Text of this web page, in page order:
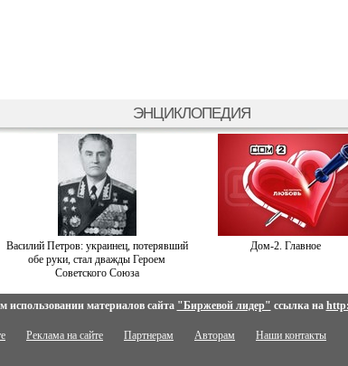
ЭНЦИКЛОПЕДИЯ
Василий Петров: украинец, потерявший
обе руки, стал дважды Героем
Советского Союза
Дом-2. Главное
материалов сайта "Биржевой лидер" ссылка на
Реклама на сайте Партнерам Авторам Наши контакты